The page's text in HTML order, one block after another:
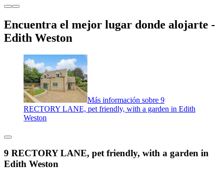
Encuentra el mejor lugar donde alojarte -
Edith Weston
Más información sobre 9
RECTORY LANE, pet friendly, with a garden in Edith
Weston
9 RECTORY LANE, pet friendly, with a garden in
Edith Weston